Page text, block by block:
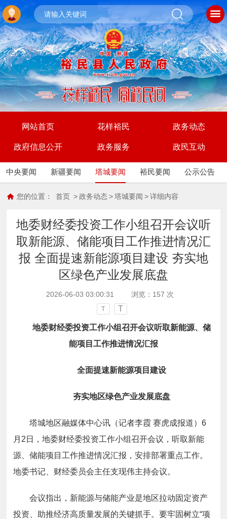
网站首页 花样裕民 政务动态
政府信息公开 政务服务 政民互动
中央要闻 新疆要闻 塔城要闻 裕民要闻 公示公告
您的位置： 首页 > 政务动态 > 塔城要闻 > 详细内容
地委财经委投资工作小组召开会议听
取新能源、储能项目工作推进情况汇
报 全面提速新能源项目建设 夯实地
区绿色产业发展底盘
2026-06-03 03:00:31 浏览： 157 次
T T
地委财经委投资工作小组召开会议听取新能源、储
能项目工作推进情况汇报
全面提速新能源项目建设
夯实地区绿色产业发展底盘
塔城地区融媒体中心讯（记者李霞 赛虎成报道）6
月2日，地委财经委投资工作小组召开会议，听取新能
源、储能项目工作推进情况汇报，安排部署重点工作。
地委书记、财经委员会主任支现伟主持会议。
会议指出，新能源与储能产业是地区拉动固定资产
投资、助推经济高质量发展的关键抓手。要牢固树立“项